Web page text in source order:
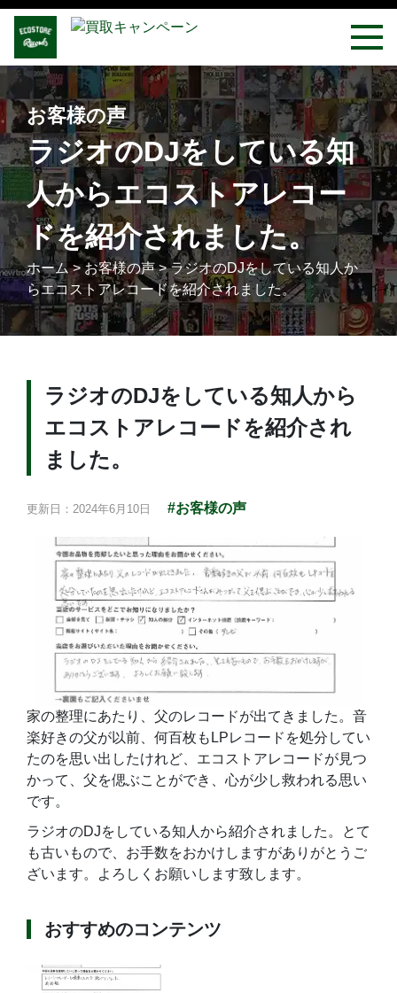
お客様の声
ラジオのDJをしている知
人からエコストアレコー
ドを紹介されました。
ホーム>お客様の声>ラジオのDJをしている知人か
らエコストアレコードを紹介されました。
ラジオのDJをしている知人から
エコストアレコードを紹介され
ました。
更新日：2024年6月10日 #お客様の声
家の整理にあたり、父のレコードが出てきました。音
楽好きの父が以前、何百枚もLPレコードを処分してい
たのを思い出したけれど、エコストアレコードが見つ
かって、父を偲ぶことができ、心が少し救われる思い
です。
ラジオのDJをしている知人から紹介されました。とて
も古いもので、お手数をおかけしますがありがとうご
ざいます。よろしくお願いします致します。
おすすめのコンテンツ